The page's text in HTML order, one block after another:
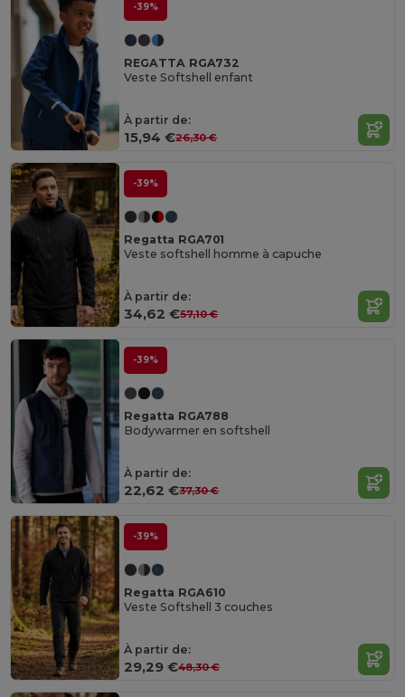
-39%
REGATTA RGA732
Veste Softshell enfant
À partir de:
15,94 €26,30 €
-39%
Regatta RGA701
Veste softshell homme à capuche
À partir de:
34,62 €57,10 €
-39%
Regatta RGA788
Bodywarmer en softshell
À partir de:
22,62 €37,30 €
-39%
Regatta RGA610
Veste Softshell 3 couches
À partir de:
29,29 €48,30 €